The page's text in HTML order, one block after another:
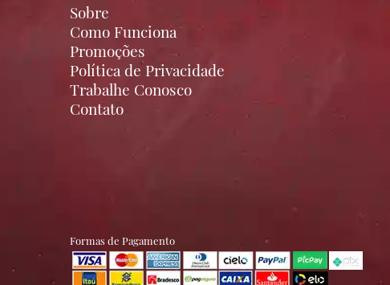
Sobre
Como Funciona
Promoções
Política de Privacidade
Trabalhe Conosco
Contato
Formas de Pagamento